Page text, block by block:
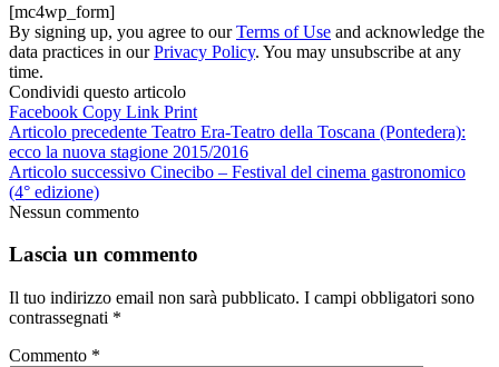
[mc4wp_form]
By signing up, you agree to ourTerms of Use and acknowledge the
data practices in ourPrivacy Policy. You may unsubscribe at any
time.
Condividi questo articolo
Facebook Copy Link Print
Articolo precedente Teatro Era-Teatro della Toscana (Pontedera):
ecco la nuova stagione 2015/2016
Articolo successivo Cinecibo – Festival del cinema gastronomico
(4° edizione)
Nessun commento
Lascia un commento
Il tuo indirizzo email non sarà pubblicato. I campi obbligatori sono
contrassegnati *
Commento *